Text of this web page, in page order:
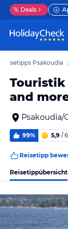
% Deals
Reisetipps Psakoudia
Touristik
and
Psakoudia/
99% 5,9 / 6
Reisetipp
Reisetippübersicht